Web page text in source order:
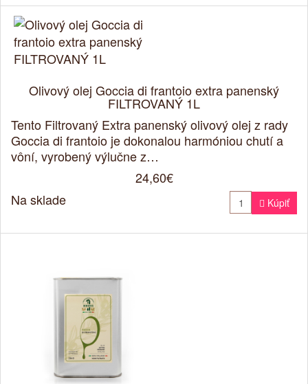
Olivový olej Goccia di frantoio extra panenský
FILTROVANÝ 1L
Tento Filtrovaný Extra panenský olivový olej z rady
Goccia di frantoio je dokonalou harmóniou chutí a
vôní, vyrobený výlučne z…
24,60€
Na sklade
 Kúpiť